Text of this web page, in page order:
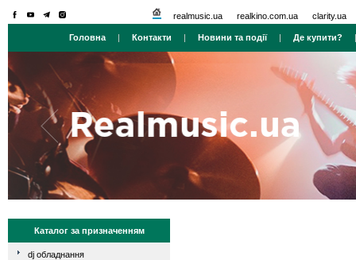
realmusic.ua realkino.com.ua clarity.ua
Головна | Контакти | Новини та події| Де купити?
Каталог за призначенням
dj обладнання